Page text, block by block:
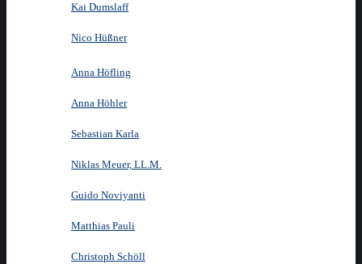
Kai Dumslaff
Nico Hüßner
Anna Höfling
Anna Höhler
Sebastian Karla
Niklas Meuer, LL.M.
Guido Noviyanti
Matthias Pauli
Christoph Schöll